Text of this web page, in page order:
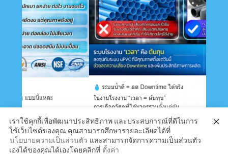
เราใช้คุกกี้เพื่อพัฒนาประสิทธิภาพ และประสบการณ์ที่ดีในการ
ใช้เว็บไซต์ของคุณ คุณสามารถศึกษารายละเอียดได้ที่
นโยบายความเป็นส่วนตัว และสามารถจัดการความเป็นส่วนตัว
เองได้ของคุณได้เองโดยคลิกที่ ตั้งค่า